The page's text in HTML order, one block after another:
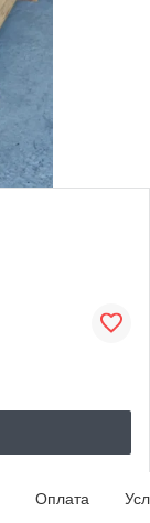
Оплата